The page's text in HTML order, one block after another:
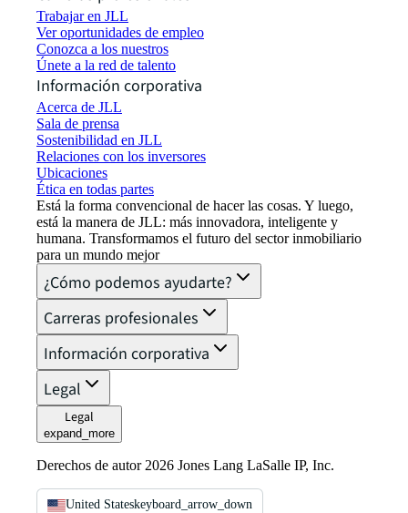
Trabajar en JLL
Ver oportunidades de empleo
Conozca a los nuestros
Únete a la red de talento
Información corporativa
Acerca de JLL
Sala de prensa
Sostenibilidad en JLL
Relaciones con los inversores
Ubicaciones
Ética en todas partes
Está la forma convencional de hacer las cosas. Y luego,
está la manera de JLL: más innovadora, inteligente y
humana. Transformamos el futuro del sector inmobiliario
para un mundo mejor
¿Cómo podemos ayudarte?
Carreras profesionales
Información corporativa
Legal
Legal
expand_more
Derechos de autor 2026 Jones Lang LaSalle IP, Inc.
United Stateskeyboard_arrow_down